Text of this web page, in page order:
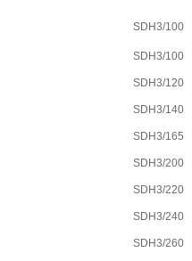
SDH3/100
SDH3/100
SDH3/120
SDH3/140
SDH3/165
SDH3/200
SDH3/220
SDH3/240
SDH3/260